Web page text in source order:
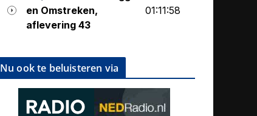
Nu ook te beluisteren via